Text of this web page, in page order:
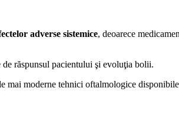
adverse sistemice, deoarece
de răspunsul pacientului şi evoluţia bolii.
mai moderne tehnici oftalmologice